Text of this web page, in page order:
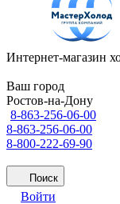
Интернет-магазин
Ваш город
Ростов-на-Дону
8-863-256-06-00
8-863-256-06-00
8-800-222-69-90
Поиск
Войти